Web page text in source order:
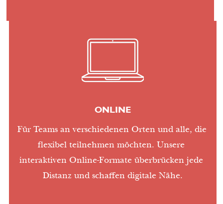
ONLINE
Für Teams an verschiedenen Orten und alle, die
flexibel teilnehmen möchten. Unsere
interaktiven Online-Formate überbrücken jede
Distanz und schaffen digitale Nähe.